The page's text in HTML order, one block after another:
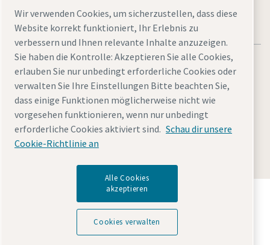
Rechtliche Hinweise und Datenschutzerklärung
Cookies verwaltenBarrierefreiheitSitemap
© 2026 Atlas Copco AB
Entdecken Sie, wie die Atlas Copco Group
Technologien ermöglicht, die die Zukunft verändern.
Besuchen Sie die Website der Atlas Copco Group
Wir verwenden Cookies, um sicherzustellen, dass diese
Website korrekt funktioniert, Ihr Erlebnis zu
verbessern und Ihnen relevante Inhalte anzuzeigen.
Sie haben die Kontrolle: Akzeptieren Sie alle Cookies,
erlauben Sie nur unbedingt erforderliche Cookies oder
verwalten Sie Ihre Einstellungen Bitte beachten Sie,
dass einige Funktionen möglicherweise nicht wie
vorgesehen funktionieren, wenn nur unbedingt
erforderliche Cookies aktiviert sind. Schau dir unsere
Cookie-Richtlinie an
Alle Cookies
akzeptieren
Cookies verwalten